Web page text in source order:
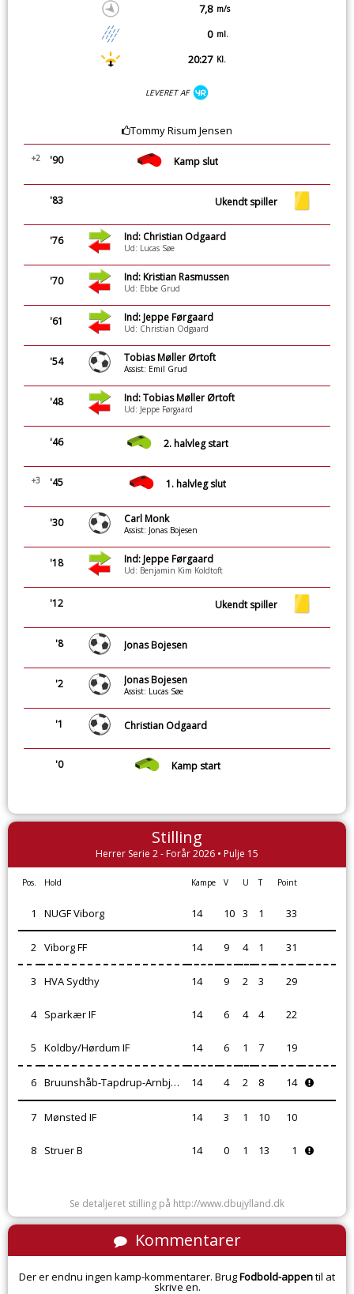
7,8 m/s
0 ml.
20:27 Kl.
LEVERET AF
Tommy Risum Jensen
'90
+2 Kamp slut
'83 Ukendt spiller
'76 Ind: Christian Odgaard
Ud: Lucas Søe
'70 Ind: Kristian Rasmussen
Ud: Ebbe Grud
'61 Ind: Jeppe Førgaard
Ud: Christian Odgaard
'54 Tobias Møller Ørtoft
Assist: Emil Grud
'48 Ind: Tobias Møller Ørtoft
Ud: Jeppe Førgaard
'46 2. halvleg start
'45
+3 1. halvleg slut
'30 Carl Monk
Assist: Jonas Bojesen
'18 Ind: Jeppe Førgaard
Ud: Benjamin Kim Koldtoft
'12 Ukendt spiller
'8 Jonas Bojesen
'2 Jonas Bojesen
Assist: Lucas Søe
'1 Christian Odgaard
'0 Kamp start
Stilling
Herrer Serie 2 - Forår 2026 • Pulje 15
Pos. Hold Kampe V U T Point
1 NUGF Viborg 14 10 3 1 33
2 Viborg FF 14 9 4 1 31
3 HVA Sydthy 14 9 2 3 29
4 Sparkær IF 14 6 4 4 22
5 Koldby/Hørdum IF 14 6 1 7 19
6 Bruunshåb-Tapdrup-Arnbjerg IF 14 4 2 8 14
7 Mønsted IF 14 3 1 10 10
8 Struer B 14 0 1 13 1
Se detaljeret stilling på http://www.dbujylland.dk
Kommentarer
Der er endnu ingen kamp-kommentarer. BrugFodbold-appentil at
skrive en.